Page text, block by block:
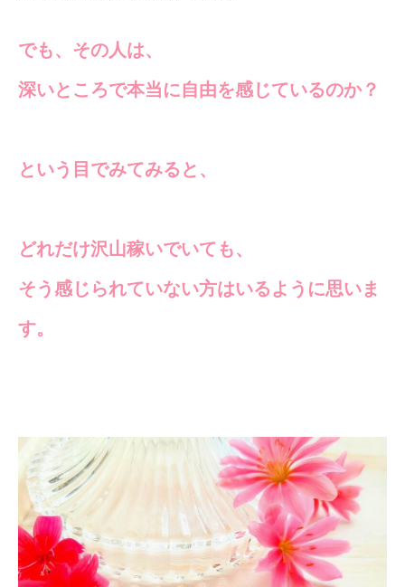
でも、その人は、
深いところで本当に自由を感じているのか？
という目でみてみると、
どれだけ沢山稼いでいても、
そう感じられていない方はいるように思いま
す。